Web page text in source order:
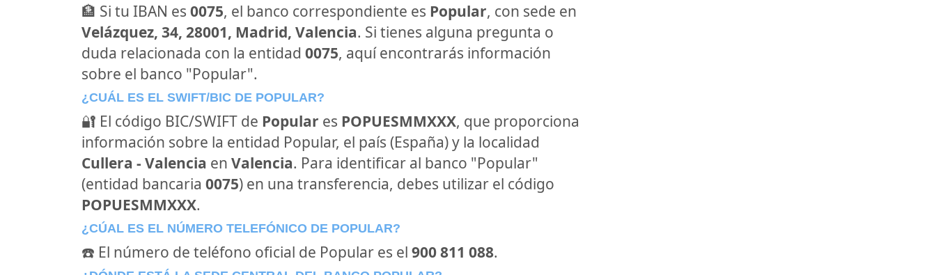
🏦 Si tu IBAN es 0075, el banco correspondiente es Popular, con sede en
Velázquez, 34, 28001, Madrid, Valencia. Si tienes alguna pregunta o
duda relacionada con la entidad 0075, aquí encontrarás información
sobre el banco "Popular".
¿CUÁL ES EL SWIFT/BIC DE POPULAR?
🔐 El código BIC/SWIFT de Popular es POPUESMMXXX, que proporciona
información sobre la entidad Popular, el país (España) y la localidad
Cullera - Valencia en Valencia. Para identificar al banco "Popular"
(entidad bancaria 0075) en una transferencia, debes utilizar el código
POPUESMMXXX.
¿CÚAL ES EL NÚMERO TELEFÓNICO DE POPULAR?
☎️ El número de teléfono oficial de Popular es el 900 811 088.